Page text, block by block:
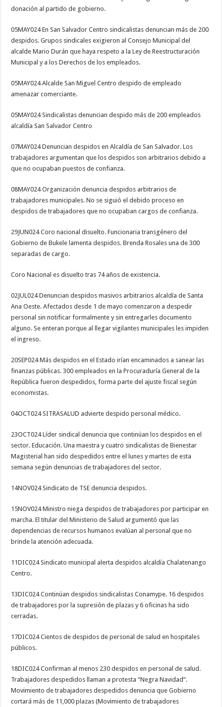
donación al partido de gobierno.
05MAY024 En San Salvador Centro sindicalistas denuncian más de 200
despidos. Grupos sindicales exigieron al Consejo Municipal del
alcalde Mario Durán que haya respeto a la Ley de Reestructuración
Municipal y a los Derechos de los empleados.
05MAY024 Alcalde San Miguel Centro despido de empleado
amenazar comerciante.
05MAY024 Sindicalistas denuncian despido más de 200 empleados
alcaldía San Salvador Centro
07MAY024 Denuncian despidos en Alcaldía de San Salvador. Los
trabajadores argumentan que los despidos son arbitrarios debido a
que no ocupaban puestos de confianza.
08MAY024 Organización denuncia despidos arbitrarios de
trabajadores municipales. No se siguió el debido proceso en
despidos de trabajadores que no ocupaban cargos de confianza.
29JUN024 Coro nacional disuelto. Funcionaria transgénero del
Gobierno de Bukele lamenta despidos. Brenda Rosales una de 300
separadas de cargo.
Coro Nacional es disuelto tras 74 años de existencia.
02JUL024 Denuncian despidos masivos arbitrarios alcaldía de Santa
Ana Oeste. Afectados desde 1 de mayo comenzaron a despedir
personal sin notificar formalmente y sin entregarles documento
alguno. Se enteran porque al llegar vigilantes municipales les impiden
el ingreso.
20SEP024 Más despidos en el Estado irían encaminados a sanear las
finanzas públicas. 300 empleados en la Procuraduría General de la
República fueron despedidos, forma parte del ajuste fiscal según
economistas.
04OCT024 SITRASALUD advierte despido personal médico.
23OCT024 Líder sindical denuncia que continúan los despidos en el
sector. Educación. Una maestra y cuatro sindicalistas de Bienestar
Magisterial han sido despedidos entre el lunes y martes de esta
semana según denuncias de trabajadores del sector.
14NOV024 Sindicato de TSE denuncia despidos.
15NOV024 Ministro niega despidos de trabajadores por participar en
marcha. El titular del Ministerio de Salud argumentó que las
dependencias de recursos humanos evalúan al personal que no
brinde la atención adecuada.
11DIC024 Sindicato municipal alerta despidos alcaldía Chalatenango
Centro.
13DIC024 Continúan despidos sindicalistas Conamype. 16 despidos
de trabajadores por la supresión de plazas y 6 oficinas ha sido
cerradas.
17DIC024 Cientos de despidos de personal de salud en hospitales
públicos.
18DIC024 Confirman al menos 230 despidos en personal de salud.
Trabajadores despedidos llaman a protesta “Negra Navidad”.
Movimiento de trabajadores despedidos denuncia que Gobierno
cortará más de 11,000 plazas (Movimiento de trabajadores